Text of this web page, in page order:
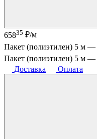
65835 ₽/м
Пакет (полиэтилен) 5 м —
Пакет (полиэтилен) 5 м —
Доставка
Оплата